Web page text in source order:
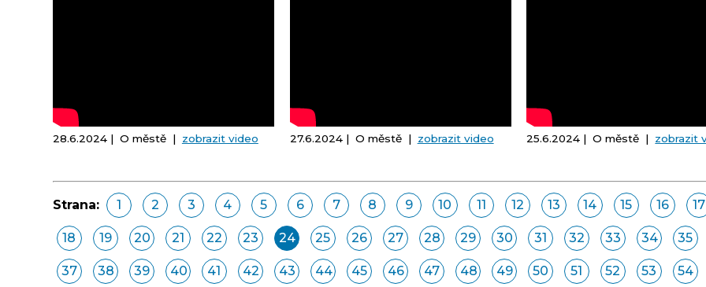
28.6.2024 | O městě | zobrazit video 27.6.2024 | O městě | zobrazit video 25.6.2024 | O městě | zobrazit
Strana: 1 2 3 4 5 6 7 8 9 10 11 12 13 14 15 16 17
18 19 20 21 22 23 24 25 26 27 28 29 30 31 32 33 34 35
37 38 39 40 41 42 43 44 45 46 47 48 49 50 51 52 53 54